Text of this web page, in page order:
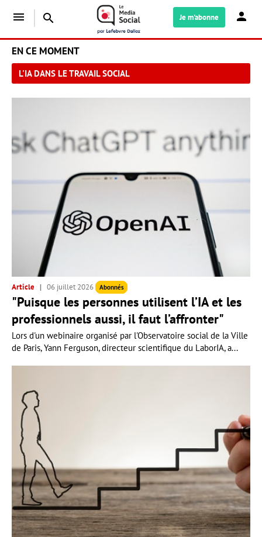
menu search Je m'abonne
EN CE MOMENT
L'IA DANS LE TRAVAIL SOCIAL
Article 06 juillet 2026 Abonnés
"Puisque les personnes utilisent l’IA et les
professionnels aussi, il faut l’affronter"
Lors d'un webinaire organisé par l'Observatoire social de la Ville
de Paris, Yann Ferguson, directeur scientifique du LaborIA, a...